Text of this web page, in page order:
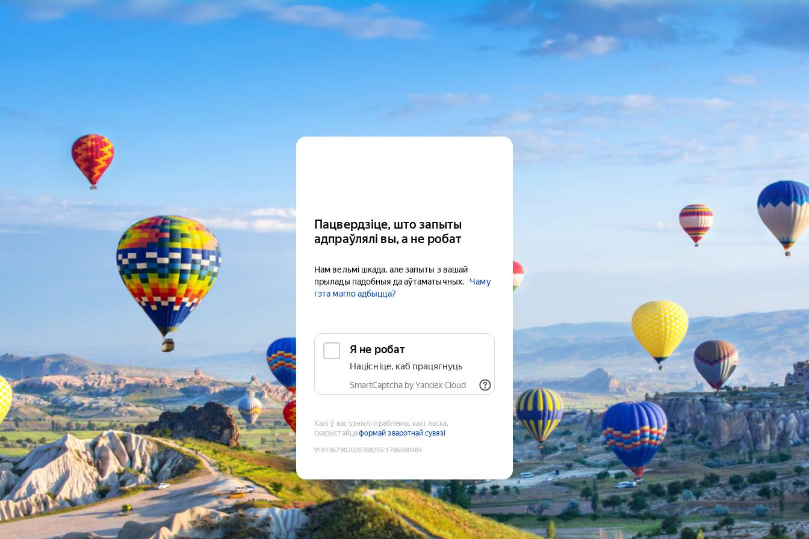
Пацвердзіце, што запыты
адпраўлялі вы, а не робат
Нам вельмі шкада, але запыты з вашай
прылады падобныя да аўтаматычных.
Чаму
гэта магло адбыцца?
Я не робат
Націсніце, каб працягнуць
SmartCaptcha by Yandex Cloud
Калі ў вас узніклі праблемы, калі ласка,
скарыстайцеформай зваротнай сувязі
9181367902020768255:1786080484